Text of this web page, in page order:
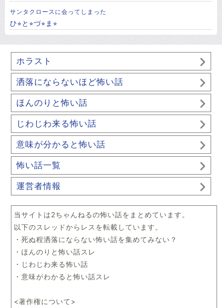
サンタクロースに会ってしまった
ひ⭐︎と⭐︎づ⭐︎ま⭐︎
ホラスト
洒落にならないほど怖い話
ほんのりと怖い話
じわじわ来る怖い話
意味が分かると怖い話
怖い話一覧
運営者情報
当サイトは2ちゃんねるの怖い話をまとめています。
以下のスレッドからレスを転載しています。
・死ぬ程洒落にならない怖い話を集めてみない？
・ほんのりと怖い話スレ
・じわじわ来る怖い話
・意味がわかると怖い話スレ
<著作権について>